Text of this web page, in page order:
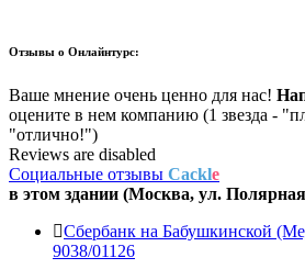
Отзывы о Онлайнтурс:
Ваше мнение очень ценно для нас!
оцените в нем компанию (1 звезда -
"отлично!")
Reviews are disabled
Социальные отзывы Cackle
в этом здании (Москва, ул.
Сбербанк на Бабушкинской
9038/01126